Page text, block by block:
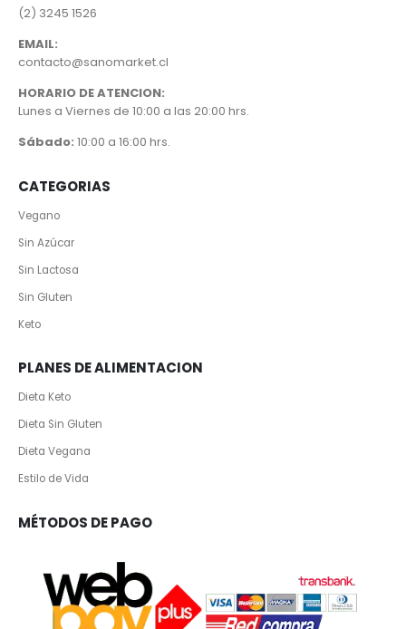
(2) 3245 1526
EMAIL:
contacto@sanomarket.cl
HORARIO DE ATENCION:
Lunes a Viernes de 10:00 a las 20:00 hrs.
Sábado: 10:00 a 16:00 hrs.
CATEGORIAS
Vegano
Sin Azúcar
Sin Lactosa
Sin Gluten
Keto
PLANES DE ALIMENTACION
Dieta Keto
Dieta Sin Gluten
Dieta Vegana
Estilo de Vida
MÉTODOS DE PAGO